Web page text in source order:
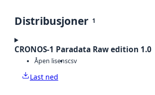
Distribusjoner 1
CRONOS-1 Paradata Raw edition 1.0
Åpen lisenscsv
Last ned